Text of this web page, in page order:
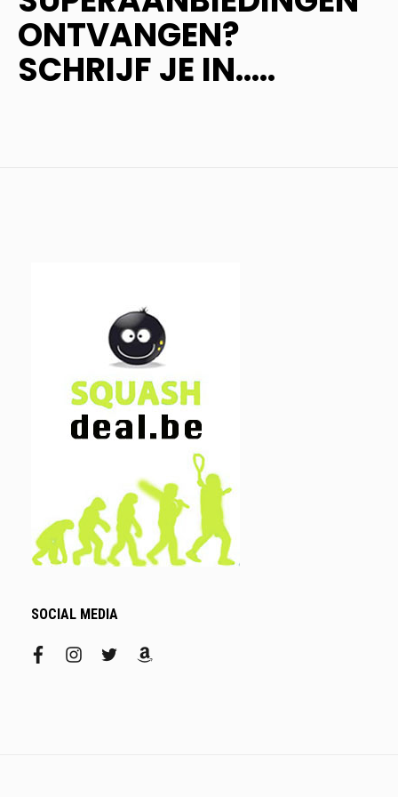
ONTVANGEN?
SCHRIJF JE IN.....
SOCIAL MEDIA
facebookinstagram
twitteramazon